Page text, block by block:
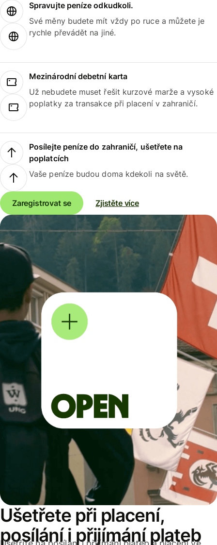
Spravujte peníze odkudkoli.
Své měny budete mít vždy po ruce a můžete je
rychle převádět na jiné.
Mezinárodní debetní karta
Už nebudete muset řešit kurzové marže a vysoké
poplatky za transakce při placení v zahraničí.
Posílejte peníze do zahraničí, ušetřete na
poplatcích
Vaše peníze budou doma kdekoli na světě.
Zaregistrovat se Zjistěte více
Ušetřete při placení,
posílání i přijímání plateb